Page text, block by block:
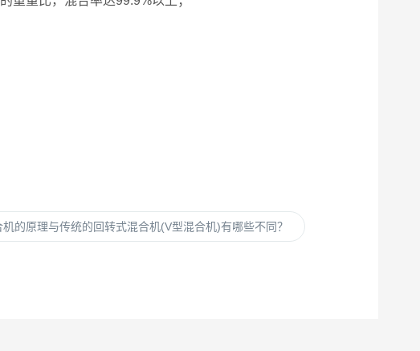
的原理与传统的回转式混合机(V型混合机)有哪些不同？